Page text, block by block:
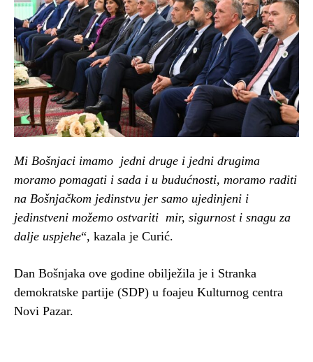
Mi Bošnjaci imamo jedni druge i jedni drugima
moramo pomagati i sada i u budućnosti, moramo raditi
na Bošnjačkom jedinstvu jer samo ujedinjeni i
jedinstveni možemo ostvariti mir, sigurnost i snagu za
dalje uspjehe“, kazala je Curić.
Dan Bošnjaka ove godine obilježila je i Stranka
demokratske partije (SDP) u foajeu Kulturnog centra
Novi Pazar.